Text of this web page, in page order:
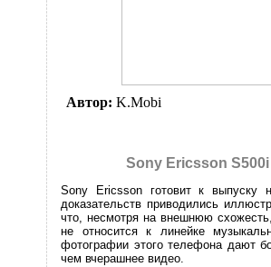
Автор: K.Mobi
Sony Ericsson
Sony Ericsson готовит к выпуску
доказательств приводились
что, несмотря на внешнюю
не относится к линейке
фотографии этого телефона дают
чем вчерашнее видео.